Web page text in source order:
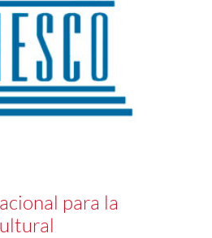
para la